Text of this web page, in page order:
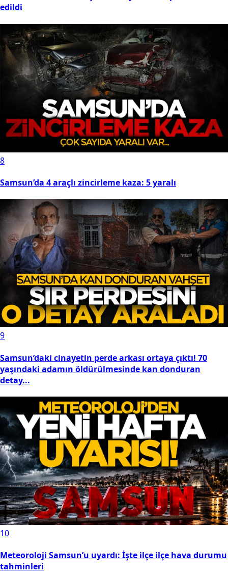
edildi
8
Samsun’da 4 araçlı zincirleme kaza: 5 yaralı
9
Samsun’daki cinayetin perde arkası ortaya çıktı! 70
yaşındaki adamın öldürülmesinde kan donduran
detay...
10
Meteoroloji Samsun’u uyardı: İşte ilçe ilçe hava durumu
tahminleri